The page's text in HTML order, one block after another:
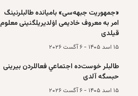
«جمهوریت جبهه‌سی» باميانده طالبلرنینگ
امر به معروف خادیمی اۉلدیریلگنینی معلوم
قیلدی
۱۵ اسد ۱۴۰۵ - ۶ آگست ۲۰۲۶
طالبلر خوست‌ده اجتماعي فعاللردن بیرینی
حبسگه آلدی
۱۵ اسد ۱۴۰۵ - ۶ آگست ۲۰۲۶